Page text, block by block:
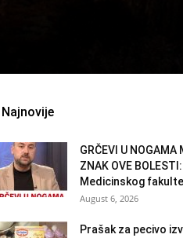
Najnovije
GRČEVI U NOGAMA
ZNAK OVE
Medicinskog
August 6, 2026
Prašak za pecivo